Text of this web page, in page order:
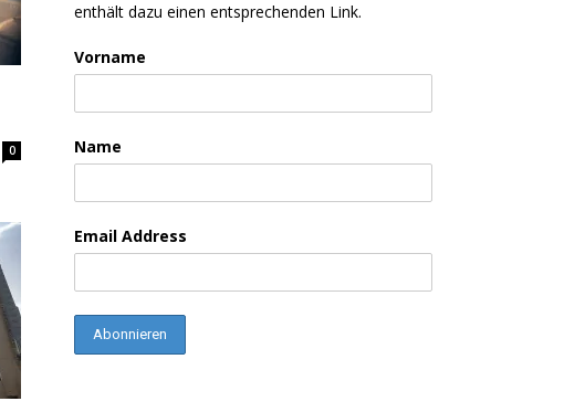
0
enthält dazu einen entsprechenden Link.
Vorname
Name
Email Address